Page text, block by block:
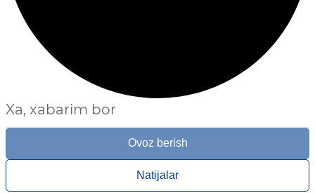
Xa, xabarim bor
Ovoz berish
Natijalar